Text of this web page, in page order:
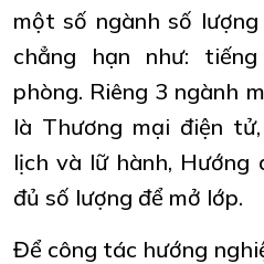
một số ngành số
chẳng hạn như:
phòng. Riêng 3 ngành
là Thương mại điện
lịch và lữ hành, Hướng
đủ số lượng để mở lớp.
Để công tác hướng